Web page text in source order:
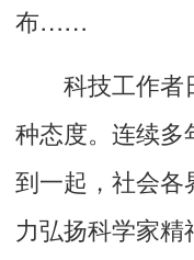
布……
科技工作者
种态度。连续
到一起，社会各
力弘扬科学家